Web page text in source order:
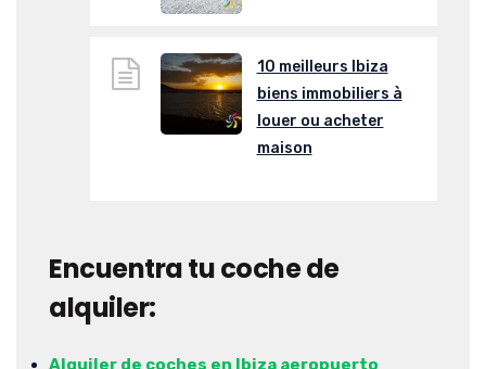
10 meilleurs Ibiza
biens immobiliers à
louer ou acheter
maison
Encuentra tu coche de
alquiler:
Alquiler de coches en Ibiza aeropuerto